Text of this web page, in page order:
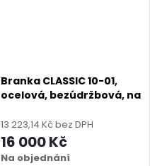
Branka CLASSIC 10-01,
ocelová, bezúdržbová, na
výška 1000–1950 mm),
hnědá RAL 8014 matná
13 223,14 Kč bez DPH
16 000 Kč
Na objednání